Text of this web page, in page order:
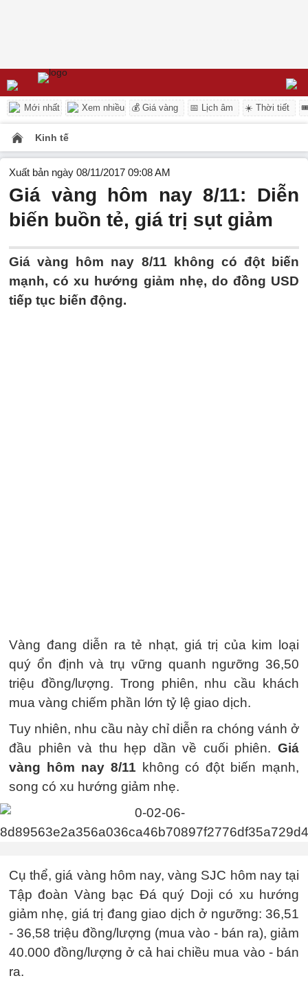
Mới nhất Xem nhiều 💰 Giá vàng 📅 Lịch âm ☀️ Thời tiết
Kinh tế
Xuất bản ngày 08/11/2017 09:08 AM
Giá vàng hôm nay 8/11: Diễn
biến buồn tẻ, giá trị sụt giảm
Giá vàng hôm nay 8/11 không có đột biến
mạnh, có xu hướng giảm nhẹ, do đồng USD
tiếp tục biến động.
Vàng đang diễn ra tẻ nhạt, giá trị của kim loại
quý ổn định và trụ vững quanh ngưỡng 36,50
triệu đồng/lượng. Trong phiên, nhu cầu khách
mua vàng chiếm phần lớn tỷ lệ giao dịch.
Tuy nhiên, nhu cầu này chỉ diễn ra chóng vánh ở
đầu phiên và thu hẹp dần về cuối phiên. Giá
vàng hôm nay 8/11 không có đột biến mạnh,
song có xu hướng giảm nhẹ.
Cụ thể, giá vàng hôm nay, vàng SJC hôm nay tại
Tập đoàn Vàng bạc Đá quý Doji có xu hướng
giảm nhẹ, giá trị đang giao dịch ở ngưỡng: 36,51
- 36,58 triệu đồng/lượng (mua vào - bán ra), giảm
40.000 đồng/lượng ở cả hai chiều mua vào - bán
ra.